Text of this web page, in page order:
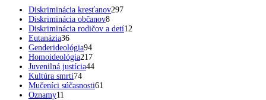
Diskriminácia kresťanov297
Diskriminácia občanov8
Diskriminácia rodičov a detí12
Eutanázia36
Genderideológia94
Homoideológia217
Juvenilná justícia44
Kultúra smrti74
Mučeníci súčasnosti61
Oznamy11